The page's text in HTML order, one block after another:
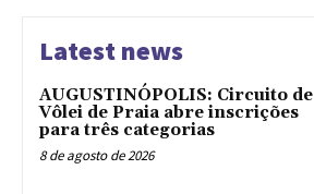
Latest news
AUGUSTINÓPOLIS: Circuito de
Vôlei de Praia abre inscrições
para três categorias
8 de agosto de 2026